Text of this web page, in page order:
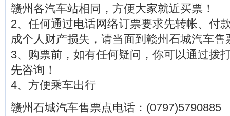
赣州各汽车站相同，方便大家就近买票！
2、任何通过电话网络订票要求先转帐、付
成个人财产损失，请当面到赣州石城汽车售
3、购票前，如有任何疑问，你可以通过拨
先咨询！
4、方便乘车出行
赣州石城汽车售票点电话：(0797)5790885